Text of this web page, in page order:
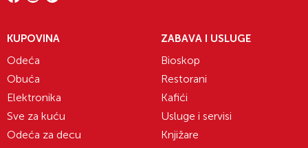
KUPOVINA
Odeća
Obuća
Elektronika
Sve za kuću
Odeća za decu
ZABAVA I USLUGE
Bioskop
Restorani
Kafići
Usluge i servisi
Knjižare